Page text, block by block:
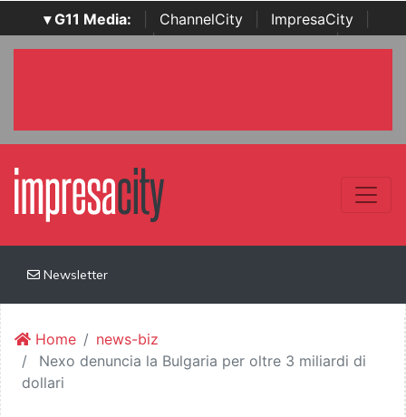
▾ G11 Media: ChannelCity ImpresaCity
SecurityOpenLab | Italian Channel Awards | Italian
Newsletter
Home
news-biz
Nexo denuncia la Bulgaria per oltre 3 miliardi di
dollari